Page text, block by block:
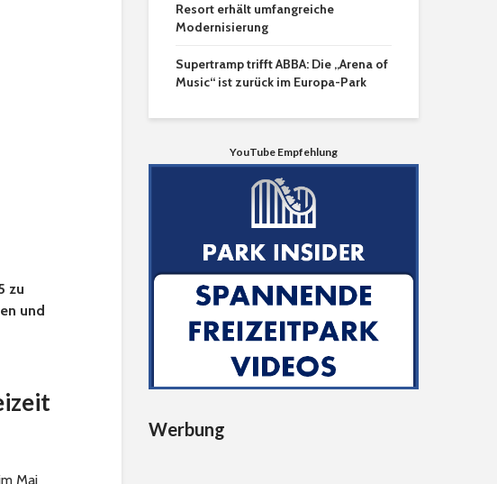
zu
und
Mai
Resort erhält umfangreiche
Modernisierung
Supertramp trifft ABBA: Die „Arena of
Music“ ist zurück im Europa-Park
YouTube Empfehlung
Werbung